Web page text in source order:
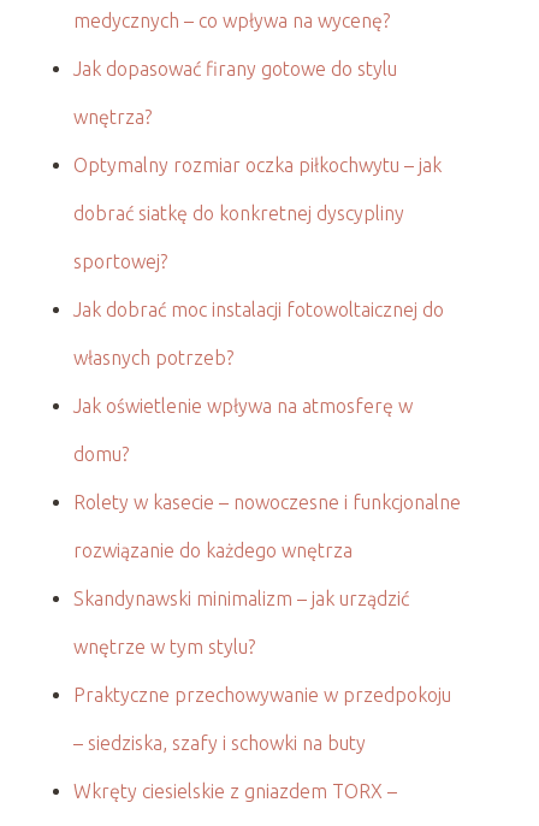
medycznych – co wpływa na wycenę?
Jak dopasować firany gotowe do stylu
wnętrza?
Optymalny rozmiar oczka piłkochwytu – jak
dobrać siatkę do konkretnej dyscypliny
sportowej?
Jak dobrać moc instalacji fotowoltaicznej do
własnych potrzeb?
Jak oświetlenie wpływa na atmosferę w
domu?
Rolety w kasecie – nowoczesne i funkcjonalne
rozwiązanie do każdego wnętrza
Skandynawski minimalizm – jak urządzić
wnętrze w tym stylu?
Praktyczne przechowywanie w przedpokoju
– siedziska, szafy i schowki na buty
Wkręty ciesielskie z gniazdem TORX –